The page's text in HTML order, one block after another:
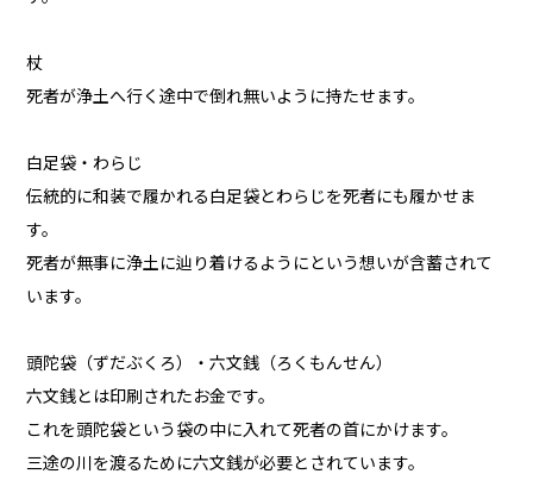
杖
死者が浄土へ行く途中で倒れ無いように持たせます。
白足袋・わらじ
伝統的に和装で履かれる白足袋とわらじを死者にも履かせま
す。
死者が無事に浄土に辿り着けるようにという想いが含蓄されて
います。
頭陀袋（ずだぶくろ）・六文銭（ろくもんせん）
六文銭とは印刷されたお金です。
これを頭陀袋という袋の中に入れて死者の首にかけます。
三途の川を渡るために六文銭が必要とされています。